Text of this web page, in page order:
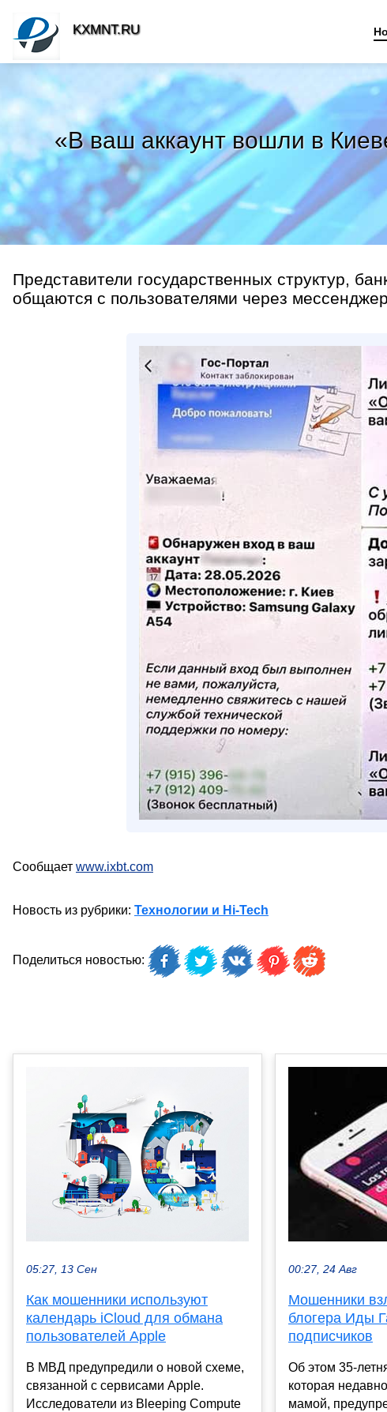
«В ваш аккаунт вошли в
Представители государственных структур,
общаются с пользователями через
Сообщает www.ixbt.com
Новость из рубрики: Технологии и Hi-Tech
Поделиться новостью:
05:27, 13 Сен
Как мошенники используют
календарь iCloud для обмана
пользователей Apple
В МВД предупредили о новой схеме,
связанной с сервисами Apple.
Исследователи из Bleeping Compute
00:27, 24 Авг
Мошенники
блогера Иды
подписчиков
Об этом 35-
которая
мамой,
KXMNT.RU